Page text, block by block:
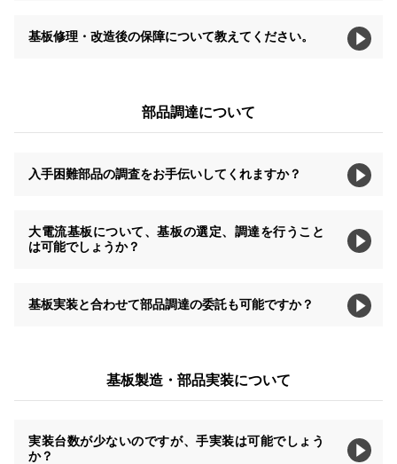
基板修理・改造後の保障について教えてください。
部品調達について
入手困難部品の調査をお手伝いしてくれますか？
大電流基板について、基板の選定、調達を行うこと
は可能でしょうか？
基板実装と合わせて部品調達の委託も可能ですか？
基板製造・部品実装について
実装台数が少ないのですが、手実装は可能でしょう
か？